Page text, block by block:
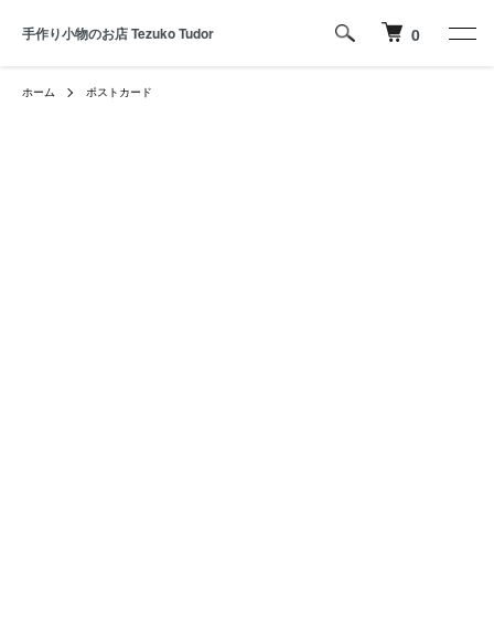
手作り小物のお店 Tezuko Tudor 0
ホーム ポストカード